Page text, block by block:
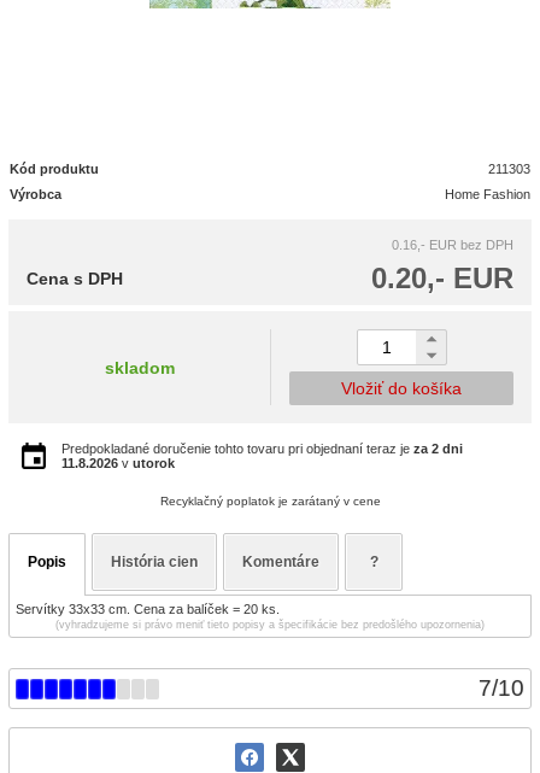
7/10
Kód produktu
211303
Výrobca
Home Fashion
0.16,- EUR bez DPH
0.20,- EUR
Cena s DPH
skladom
Vložiť do košíka
Predpokladané doručenie tohto tovaru pri objednaní teraz je za 2 dni
11.8.2026 v utorok
Recyklačný poplatok je zarátaný v cene
Popis História cien Komentáre ?
Servítky 33x33 cm. Cena za balíček = 20 ks.
(vyhradzujeme si právo meniť tieto popisy a špecifikácie bez predošlého upozornenia)